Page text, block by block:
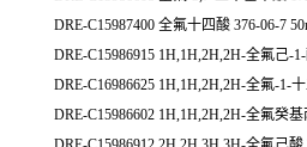
DRE-C15987400 全氟十四酸 376-06-7
DRE-C15986915 1H,1H,2H,2H-全氟己-
DRE-C16986625 1H,1H,2H,2H-全氟-1-
DRE-C15986602 1H,1H,2H,2H-全氟癸